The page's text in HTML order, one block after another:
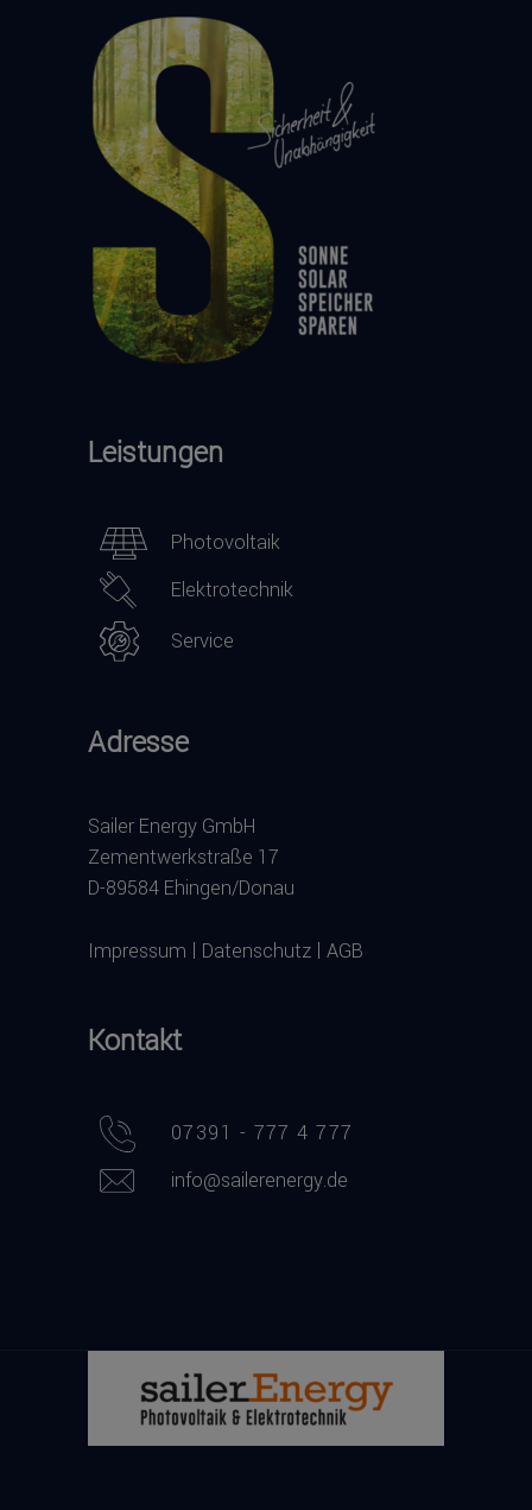
Leistungen
Photovoltaik
Elektrotechnik
Service
Adresse
Sailer Energy GmbH
Zementwerkstraße 17
D-89584 Ehingen/Donau
Impressum | Datenschutz | AGB
Kontakt
07391 - 777 4 777
info@sailerenergy.de